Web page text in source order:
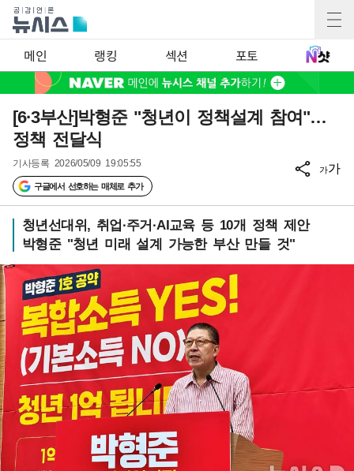
메인 랭킹 섹션 포토
[6·3부산]박형준 "청년이 정책설계 참여"…
정책 전달식
기사등록 2026/05/09 19:05:55
구글에서 선호하는 매체로 추가
가가
청년선대위, 취업·주거·AI교육 등 10개 정책 제안
박형준 "청년 미래 설계 가능한 부산 만들 것"